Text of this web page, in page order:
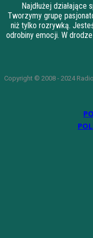
Najdłużej działające
Tworzymy grupę
niż tylko rozrywką.
odrobiny emocji. W
Copyright © 2008 - 2024